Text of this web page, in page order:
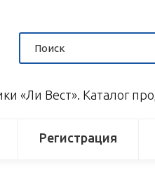
«Ли Вест». Каталог
Регистрация